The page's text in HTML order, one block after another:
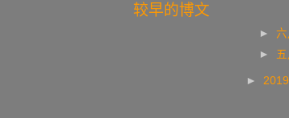
较早的博文
►六
► 五
► 2019